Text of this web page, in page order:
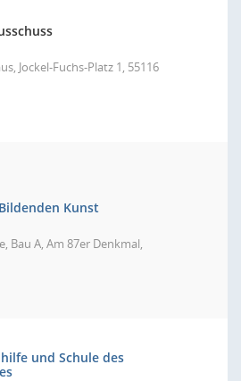
Jockel-Fuchs-Platz 1, 55116
Kunst
Bau A, Am 87er Denkmal,
und Schule des